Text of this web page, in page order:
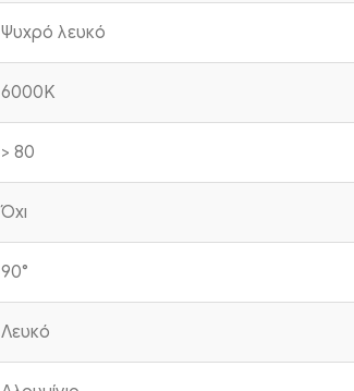
Ψυχρό λευκό
6000K
> 80
Όχι
90°
Λευκό